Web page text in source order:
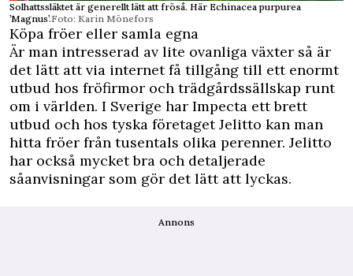
Solhattssläktet är generellt lätt att fröså. Här Echinacea purpurea
’Magnus’.Foto: Karin Mönefors
Köpa fröer eller samla egna
Är man intresserad av lite ovanliga växter så är
det lätt att via internet få tillgång till ett enormt
utbud hos fröfirmor och trädgårdssällskap runt
om i världen. I Sverige har Impecta ett brett
utbud och hos tyska företaget Jelitto kan man
hitta fröer från tusentals olika perenner. Jelitto
har också mycket bra och detaljerade
såanvisningar som gör det lätt att lyckas.
Annons